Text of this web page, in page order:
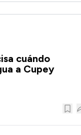
cuándo
a Cupey